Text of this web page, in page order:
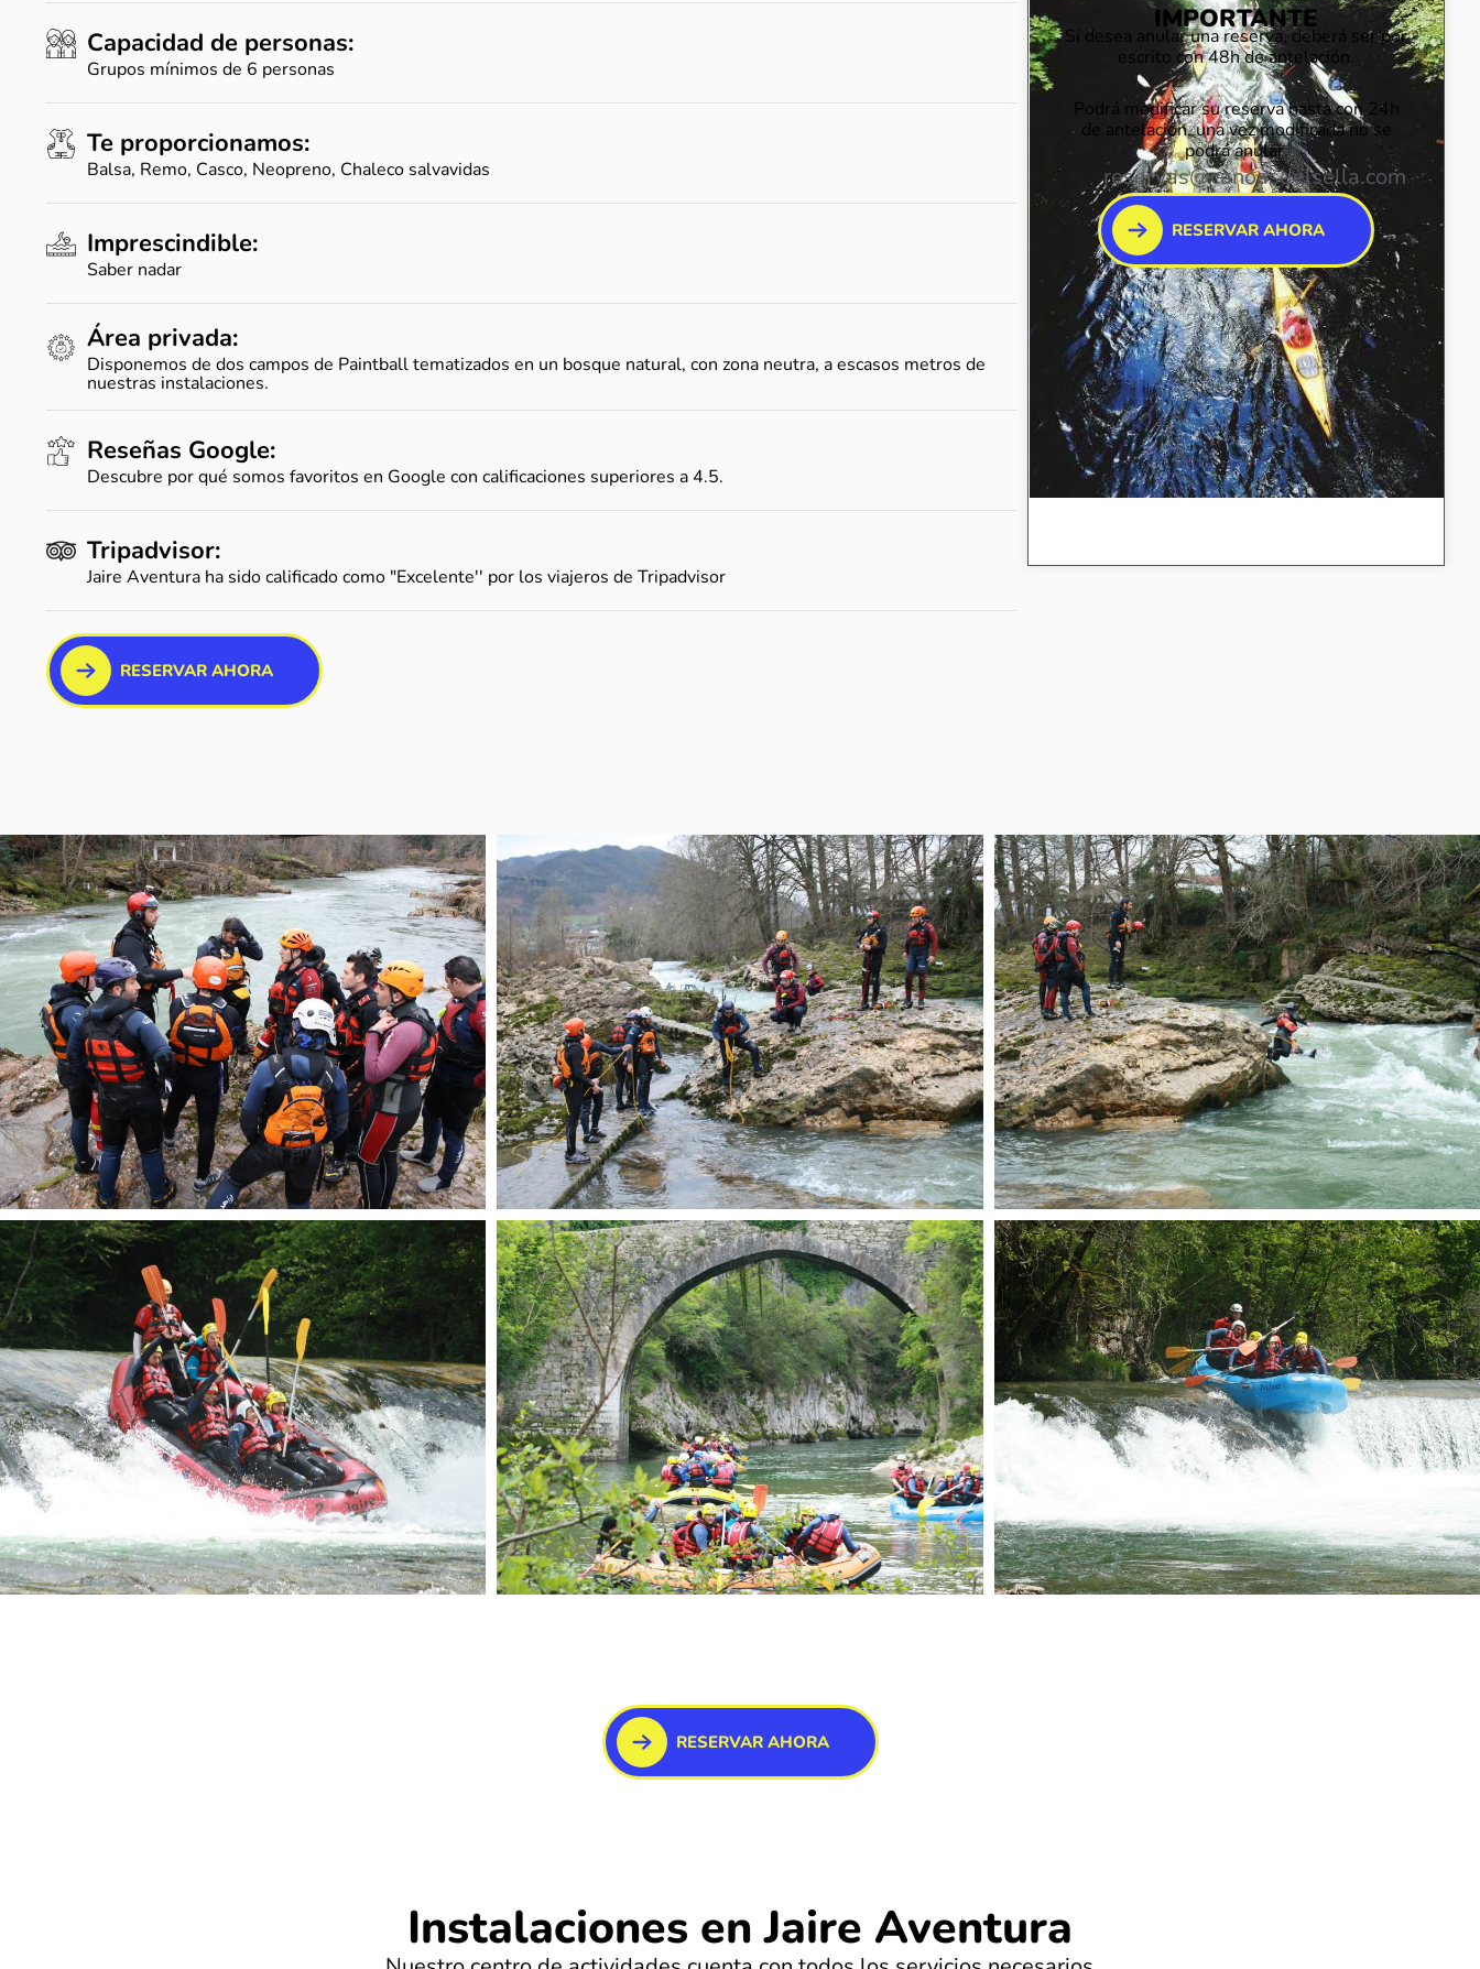
Capacidad de personas:
Grupos mínimos de 6 personas
Te proporcionamos:
Balsa, Remo, Casco, Neopreno, Chaleco salvavidas
Imprescindible:
Saber nadar
Área privada:
Disponemos de dos campos de Paintball tematizados en un bosque natural, con zona neutra, a escasos metros de
nuestras instalaciones.
Reseñas Google:
Descubre por qué somos favoritos en Google con calificaciones superiores a 4.5.
Tripadvisor:
Jaire Aventura ha sido calificado como "Excelente'' por los viajeros de Tripadvisor
RESERVAR AHORA
IMPORTANTE
Si desea anular una reserva, deberá ser por
escrito con 48h de antelación.
Podrá modificar su reserva hasta con 24h
de antelación, una vez modificada no se
podrá anular.
reservas@canoasdelsella.com
RESERVAR AHORA
RESERVAR AHORA
Instalaciones en Jaire Aventura